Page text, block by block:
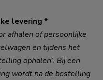
levering *
afhalen of persoonlijke
en tijdens het
ophalen’. Bij een
wordt na de bestelling